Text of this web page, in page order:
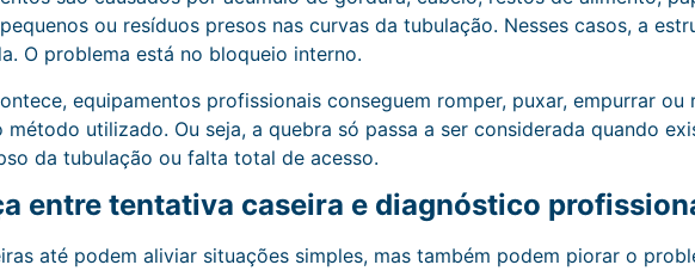
ou resíduos presos nas curvas da tubulação. Nesses casos, a
O problema está no bloqueio interno.
equipamentos profissionais conseguem romper, puxar, empurrar
método utilizado. Ou seja, a quebra só passa a ser considerada quando
da tubulação ou falta total de acesso.
entre tentativa caseira e diagnóstico
até podem aliviar situações simples, mas também podem piorar o